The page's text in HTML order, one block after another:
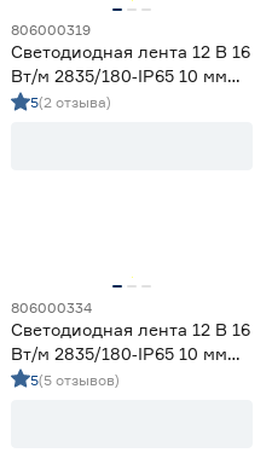
38
0
806000319
Светодиодная лента 12 В 16
Вт/м 2835/180‑IP65 10 мм
дневной 5 м Geniled
5(2 отзыва)
806000334
Светодиодная лента 12 В 16
Вт/м 2835/180‑IP65 10 мм
холодный 2 м Geniled
5(5 отзывов)